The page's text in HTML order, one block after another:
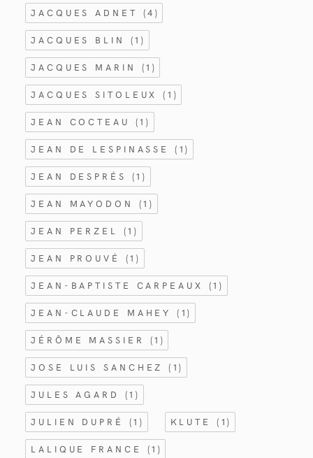
JACQUES ADNET (4)
JACQUES BLIN (1)
JACQUES MARIN (1)
JACQUES SITOLEUX(1)
JEAN COCTEAU (1)
JEAN DE LESPINASSE(1)
JEAN DESPRÉS (1)
JEAN MAYODON (1)
JEAN PERZEL (1)
JEAN PROUVÉ (1)
JEAN-BAPTISTE CARPEAUX (1)
JEAN-CLAUDE MAHEY(1)
JÉRÔME MASSIER (1)
JOSE LUIS SANCHEZ(1)
JULES AGARD (1)
JULIEN DUPRÉ (1) KLUTE (1)
LALIQUE FRANCE (1)